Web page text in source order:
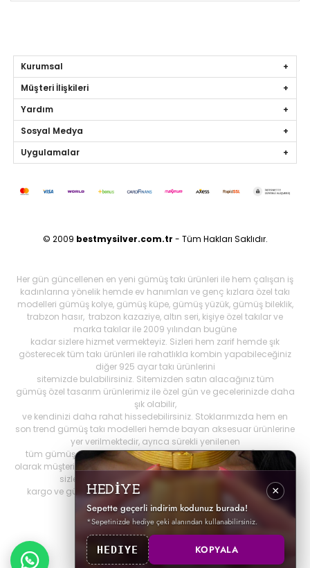
Kurumsal
Müşteri İlişkileri
Yardım
Sosyal Medya
Uygulamalar
© 2009 bestmysilver.com.tr - Tüm Hakları Saklıdır.
Her gün güncellenen en yeni gümüş takı ürünleri ile hem çalışan iş
kadınlarına yönelik hemde ev hanımları ve genç kızlara özel takı
modelleri gümüş kolye, gümüş küpe, gümüş yüzük, gümüş bileklik,
trabzon hasır, trabzon kazaziye, altın seri, kişiye özel takılar ve
marka takılar ile 2009 yılından bugüne
kadar sizlere hizmet vermekteyiz. Sizleri hem zarif hemde şık
gösterecek tüm takı ürünleri ile rahatlıkla kombin yapabileceğiniz
diğer 925 ayar takı ürünlerini
sitemizde bulabilirsiniz. Sitemizden satın alacağınız tüm
gümüş özel tasarım ürünlerimiz ile özel gün ve gecelerinizde daha
şık olabilir,
ve kendinizi daha rahat hissedebilirsiniz. Stoklarımızda hem en
son trend gümüş takı modelleri hemde bayan aksesuar ürünlerine
yer verilmektedir, ayrıca sürekli yenilenen
tüm gümüş ürünlerini Best My Silrver'da bulabilirsiniz. Öncelikli
olarak müşteri memnuniyetini ön planda tutanbestmysilver.com.tr
sizlere daha iyi hizmet sunabilmek adına hızlı
kargo ve güvenilir alışverişi birinci öncelik olarak görmektedir.
HEDİYE
Sepette geçerli indirim kodunuz burada!
*Sepetinizde hediye çeki alanından kullanabilirsiniz.
×
HEDIYE KOPYALA